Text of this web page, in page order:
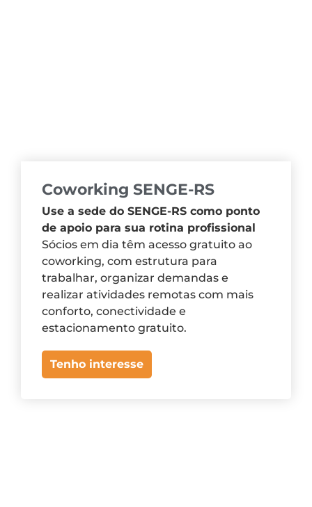
Coworking SENGE-RS
Use a sede do SENGE-RS como ponto
de apoio para sua rotina profissional
Sócios em dia têm acesso gratuito ao
coworking, com estrutura para
trabalhar, organizar demandas e
realizar atividades remotas com mais
conforto, conectividade e
estacionamento gratuito.
Tenho interesse